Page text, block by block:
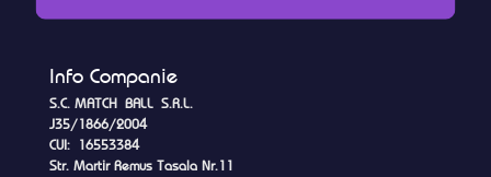
Info Companie
S.C. MATCH BALL S.R.L.
J35/1866/2004
CUI: 16553384
Str. Martir Remus Tasala Nr.11